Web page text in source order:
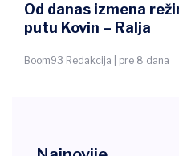
Od danas izmena
putu Kovin – Ralja
Boom93 Redakcija | pre 8 dana